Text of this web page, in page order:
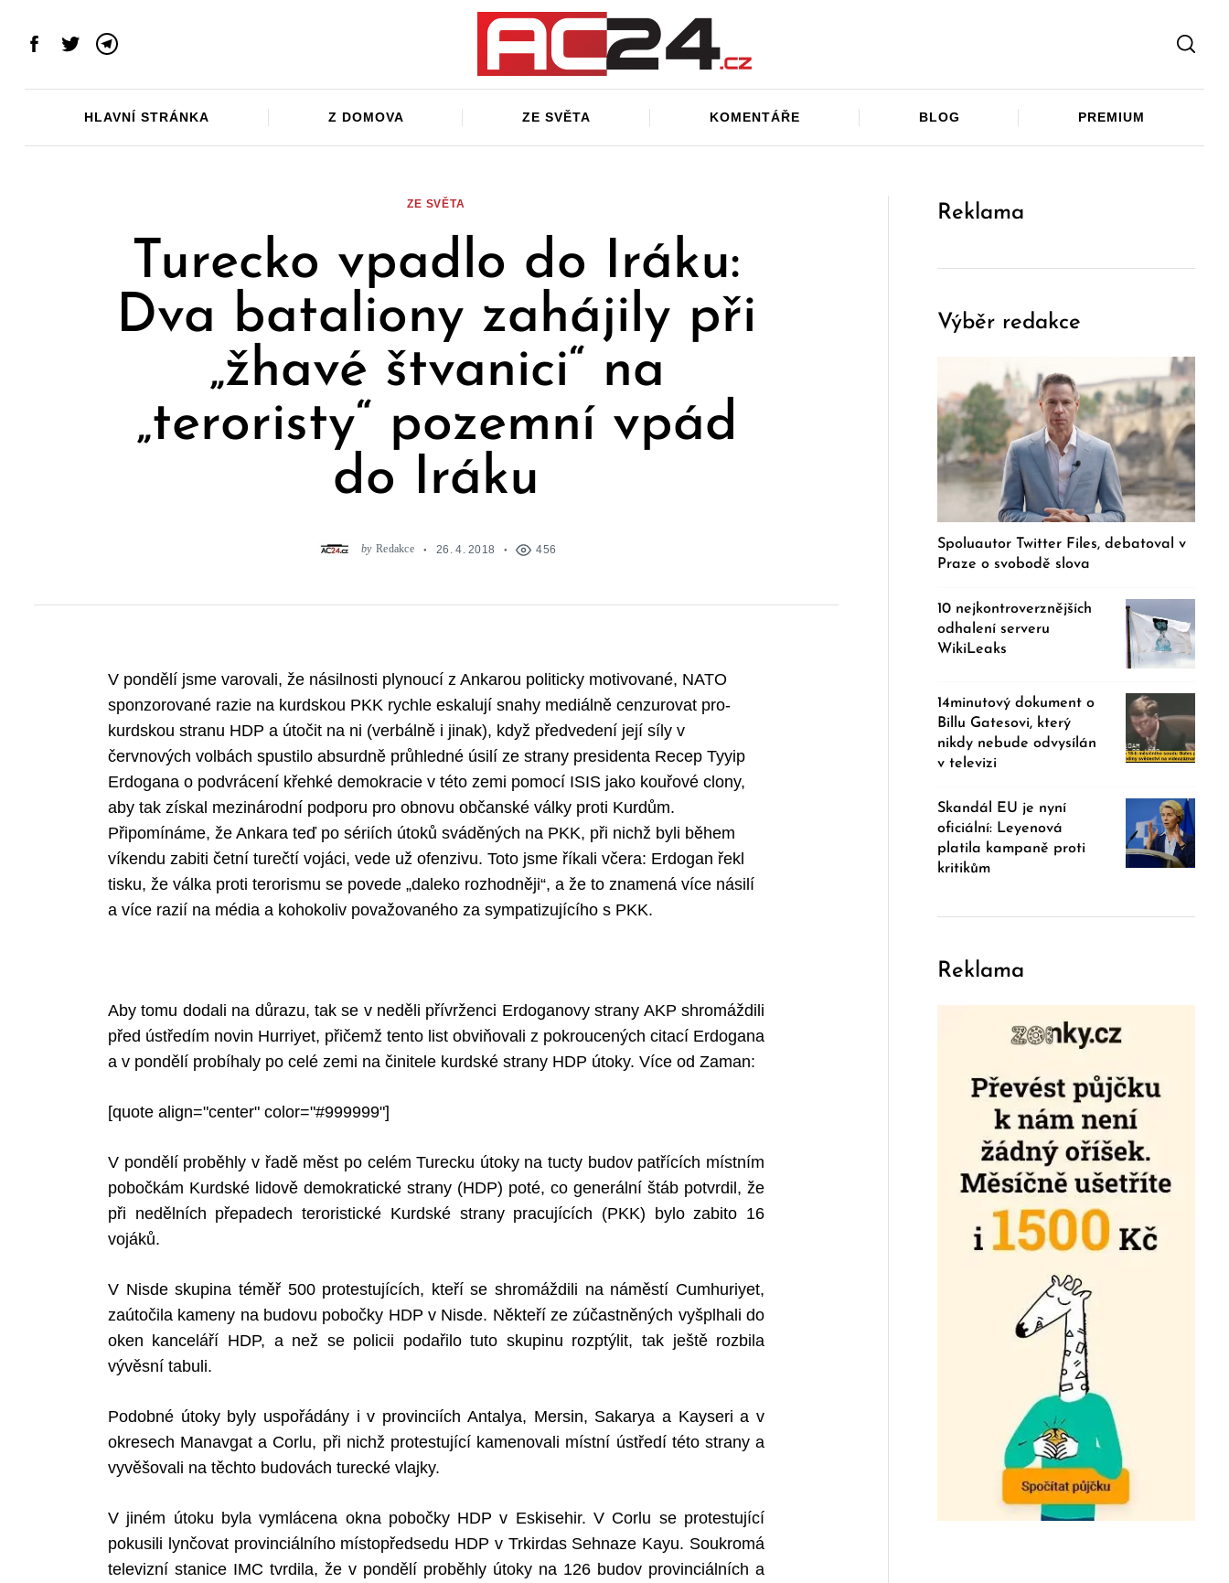
Facebook
TwitterTelegram
HLAVNÍ STRÁNKA Z DOMOVA ZE SVĚTA KOMENTÁŘE BLOG PREMIUM
ZE SVĚTA
Turecko vpadlo do Iráku:
Dva bataliony zahájily při
„žhavé štvanici“ na
„teroristy“ pozemní vpád
do Iráku
by Redakce 26. 4. 2018 456
V pondělí jsme varovali, že násilnosti plynoucí z Ankarou politicky motivované, NATO
sponzorované razie na kurdskou PKK rychle eskalují snahy mediálně cenzurovat pro-
kurdskou stranu HDP a útočit na ni (verbálně i jinak), když předvedení její síly v
červnových volbách spustilo absurdně průhledné úsilí ze strany presidenta Recep Tyyip
Erdogana o podvrácení křehké demokracie v této zemi pomocí ISIS jako kouřové clony,
aby tak získal mezinárodní podporu pro obnovu občanské války proti Kurdům.
Připomínáme, že Ankara teď po sériích útoků sváděných na PKK, při nichž byli během
víkendu zabiti četní turečtí vojáci, vede už ofenzivu. Toto jsme říkali včera: Erdogan řekl
tisku, že válka proti terorismu se povede „daleko rozhodněji“, a že to znamená více násilí
a více razií na média a kohokoliv považovaného za sympatizujícího s PKK.
Aby tomu dodali na důrazu, tak se v neděli přívrženci Erdoganovy strany AKP shromáždili
před ústředím novin Hurriyet, přičemž tento list obviňovali z pokroucených citací Erdogana
a v pondělí probíhaly po celé zemi na činitele kurdské strany HDP útoky. Více od Zaman:
[quote align="center" color="#999999"]
V pondělí proběhly v řadě měst po celém Turecku útoky na tucty budov patřících místním
pobočkám Kurdské lidově demokratické strany (HDP) poté, co generální štáb potvrdil, že
při nedělních přepadech teroristické Kurdské strany pracujících (PKK) bylo zabito 16
vojáků.
V Nisde skupina téměř 500 protestujících, kteří se shromáždili na náměstí Cumhuriyet,
zaútočila kameny na budovu pobočky HDP v Nisde. Někteří ze zúčastněných vyšplhali do
oken kanceláří HDP, a než se policii podařilo tuto skupinu rozptýlit, tak ještě rozbila
vývěsní tabuli.
Podobné útoky byly uspořádány i v provinciích Antalya, Mersin, Sakarya a Kayseri a v
okresech Manavgat a Corlu, při nichž protestující kamenovali místní ústředí této strany a
vyvěšovali na těchto budovách turecké vlajky.
V jiném útoku byla vymlácena okna pobočky HDP v Eskisehir. V Corlu se protestující
pokusili lynčovat provinciálního místopředsedu HDP v Trkirdas Sehnaze Kayu. Soukromá
televizní stanice IMC tvrdila, že v pondělí proběhly útoky na 126 budov provinciálních a
Reklama
Výběr redakce
Spoluautor Twitter Files, debatoval v
Praze o svobodě slova
10 nejkontroverznějších
odhalení serveru
WikiLeaks
14minutový dokument o
Billu Gatesovi, který
nikdy nebude odvysílán
v televizi
Skandál EU je nyní
oficiální: Leyenová
platila kampaně proti
kritikům
Reklama